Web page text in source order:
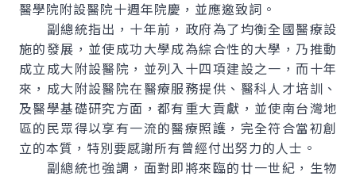
醫學院附設醫院十週年院慶，並應邀致詞。
副總統指出，十年前，政府為了均衡全國醫療設
施的發展，並使成功大學成為綜合性的大學，乃推動
成立成大附設醫院，並列入十四項建設之一，而十年
來，成大附設醫院在醫療服務提供、醫科人才培訓、
及醫學基礎研究方面，都有重大貢獻，並使南台灣地
區的民眾得以享有一流的醫療照護，完全符合當初創
立的本質，特別要感謝所有曾經付出努力的人士。
副總統也強調，面對即將來臨的廿一世紀，生物